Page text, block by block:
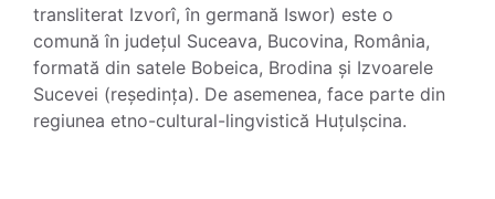
transliterat Izvorî, în germană Iswor) este o
comună în județul Suceava, Bucovina, România,
formată din satele Bobeica, Brodina și Izvoarele
Sucevei (reședința). De asemenea, face parte din
regiunea etno-cultural-lingvistică Huțulșcina.